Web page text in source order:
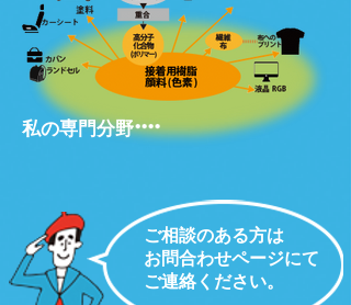
私の専門分野
ご相談のある方は
お問合わせページにて
ご連絡ください。